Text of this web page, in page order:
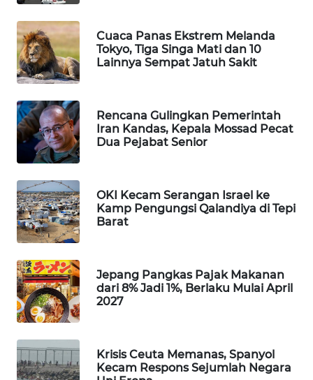
Cuaca Panas Ekstrem Melanda
Tokyo, Tiga Singa Mati dan 10
Lainnya Sempat Jatuh Sakit
Rencana Gulingkan Pemerintah
Iran Kandas, Kepala Mossad Pecat
Dua Pejabat Senior
OKI Kecam Serangan Israel ke
Kamp Pengungsi Qalandiya di Tepi
Barat
Jepang Pangkas Pajak Makanan
dari 8% Jadi 1%, Berlaku Mulai April
2027
Krisis Ceuta Memanas, Spanyol
Kecam Respons Sejumlah Negara
WAHANA
HEALTH
WAHANA
WISATA
LAPAK
WAHANA
Wahana
Network
LISTRIK
MASYARAKAT
KELISTRIKAN
WALINKI
ID